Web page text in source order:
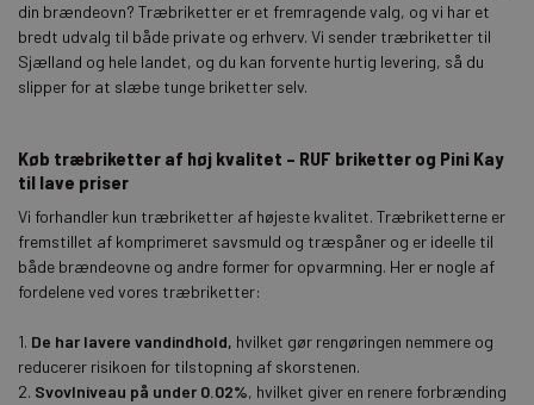
din brændeovn? Træbriketter er et fremragende valg, og vi har et
bredt udvalg til både private og erhverv. Vi sender træbriketter til
Sjælland og hele landet, og du kan forvente hurtig levering, så du
slipper for at slæbe tunge briketter selv.
Køb træbriketter af høj kvalitet – RUF briketter og Pini Kay
til lave priser
Vi forhandler kun træbriketter af højeste kvalitet. Træbriketterne er
fremstillet af komprimeret savsmuld og træspåner og er ideelle til
både brændeovne og andre former for opvarmning. Her er nogle af
fordelene ved vores træbriketter:
1. De har lavere vandindhold, hvilket gør rengøringen nemmere og
reducerer risikoen for tilstopning af skorstenen.
2. Svovlniveau på under 0.02%, hvilket giver en renere forbrænding